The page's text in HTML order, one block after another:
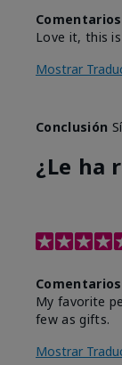
Love it, this
Mostrar
Conclusión
¿Le ha
My favorite
few as gifts.
Mostrar